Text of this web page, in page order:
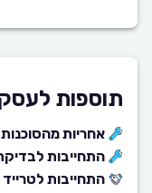
תוספות
אחריות מהסוכנות ל6
התחייבות
התחייבות לטרייד